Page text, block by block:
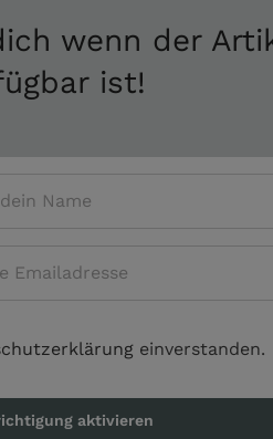
wenn der
ist!
einverstanden.